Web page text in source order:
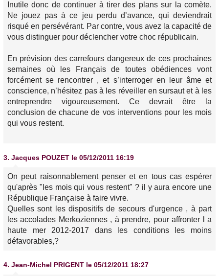
Inutile donc de continuer à tirer des plans sur la comète.
Ne jouez pas à ce jeu perdu d’avance, qui deviendrait
risqué en persévérant. Par contre, vous avez la capacité de
vous distinguer pour déclencher votre choc républicain.
En prévision des carrefours dangereux de ces prochaines
semaines où les Français de toutes obédiences vont
forcément se rencontrer , et s’interroger en leur âme et
conscience, n’hésitez pas à les réveiller en sursaut et à les
entreprendre vigoureusement. Ce devrait être la
conclusion de chacune de vos interventions pour les mois
qui vous restent.
3. Jacques POUZET le 05/12/2011 16:19
On peut raisonnablement penser et en tous cas espérer
qu'après "les mois qui vous restent" ?il y aura encore une
République Française à faire vivre.
Quelles sont les dispositifs de secours d'urgence , à part
les accolades Merkoziennes , à prendre, pour affronter l a
haute mer 2012-2017 dans les conditions les moins
défavorables,?
4. Jean-Michel PRIGENT le 05/12/2011 18:27